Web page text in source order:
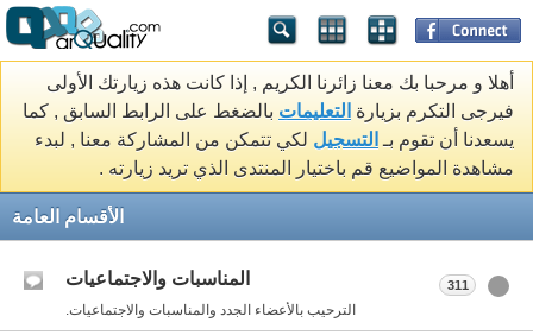
أهلا و مرحبا بك معنا زائرنا الكريم , إذا كانت هذه زيارتك الأولى
فيرجى التكرم بزيارة التعليمات بالضغط على الرابط السابق , كما
يسعدنا أن تقوم بـ التسجيل لكي تتمكن من المشاركة معنا , لبدء
مشاهدة المواضيع قم باختيار المنتدى الذي تريد زيارته .
الأقسام العامة
المناسبات والاجتماعيات
الترحيب بالأعضاء الجدد والمناسبات والاجتماعيات.
311